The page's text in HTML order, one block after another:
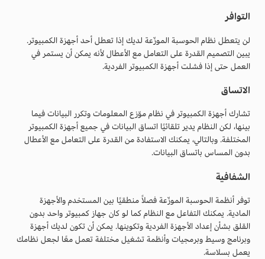
التوافر
لن يتعطل نظام الحوسبة الموزّعة لديك إذا تعطل أحد أجهزة الكمبيوتر.
يبين التصميم القدرة على التعامل مع الأعطال لأنه يمكن أن يستمر في
العمل حتى إذا فشلت أجهزة الكمبيوتر الفردية.
الاتساق
تشارك أجهزة الكمبيوتر في نظام موّزع المعلومات وتكرر البيانات فيما
بينها، لكن النظام يدير تلقائيًا اتساق البيانات في جميع أجهزة الكمبيوتر
المختلفة. وبالتالي، يمكنك الاستفادة من القدرة على التعامل مع الأعطال
بدون المساس باتساق البيانات.
الشفافية
توفر أنظمة الحوسبة الموزّعة فصلاً منطقيًا بين المستخدم والأجهزة
المادية. يمكنك التفاعل مع النظام كما لو كان جهاز كمبيوتر واحد بدون
القلق بشأن إعداد الأجهزة الفردية وتكوينها. يمكن أن تكون لديك أجهزة
وبرنامج وسيط وبرمجيات وأنظمة تشغيل مختلفة تعمل معًا لجعل نظامك
يعمل بسلاسة.